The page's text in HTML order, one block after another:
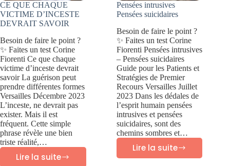
CE QUE CHAQUE
VICTIME D’INCESTE
DEVRAIT SAVOIR
Besoin de faire le point ?
✨ Faites un test Corine
Fiorenti Ce que chaque
victime d’inceste devrait
savoir La guérison peut
prendre différentes formes
Versailles Décembre 2023
L’inceste, ne devrait pas
exister. Mais il est
fréquent. Cette simple
phrase révèle une bien
triste réalité,…
Lire la suite
Pensées intrusives
Pensées suicidaires
Besoin de faire le point ?
✨ Faites un test Corine
Fiorenti Pensées intrusives
– Pensées suicidaires
Guide pour les Patients et
Stratégies de Premier
Recours Versailles Juillet
2023 Dans les dédales de
l’esprit humain pensées
intrusives et pensées
suicidaires, sont des
chemins sombres et…
Lire la suite